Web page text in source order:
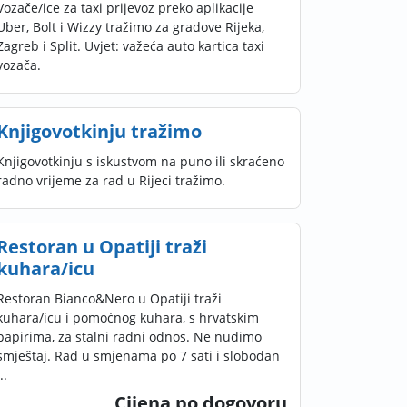
ice za taxi prijevoz preko aplikacije
Bolt i Wizzy tražimo za gradove Rijeka,
i Split. Uvjet: važeća auto kartica taxi
tražimo
s iskustvom na puno ili skraćeno
vrijeme za rad u Rijeci tražimo.
u Opatiji traži
icu
Bianco&Nero u Opatiji traži
icu i pomoćnog kuhara, s hrvatskim
za stalni radni odnos. Ne nudimo
Rad u smjenama po 7 sati i slobodan